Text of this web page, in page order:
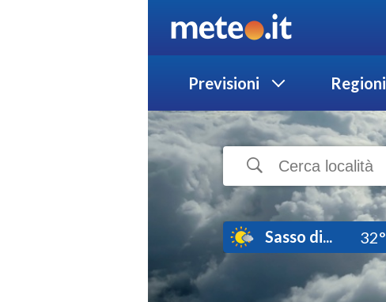
Previsioni Regioni
Sasso di... 32°